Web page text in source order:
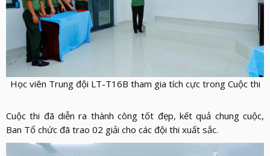
Học viên Trung đội LT-T16B tham gia tích cựctrong Cuộc thi
Cuộc thi đã diễn ra thành công tốt đẹp, kết quả chung cuộc,
Ban Tổ chức đã trao 02 giải cho các đội thi xuất sắc.